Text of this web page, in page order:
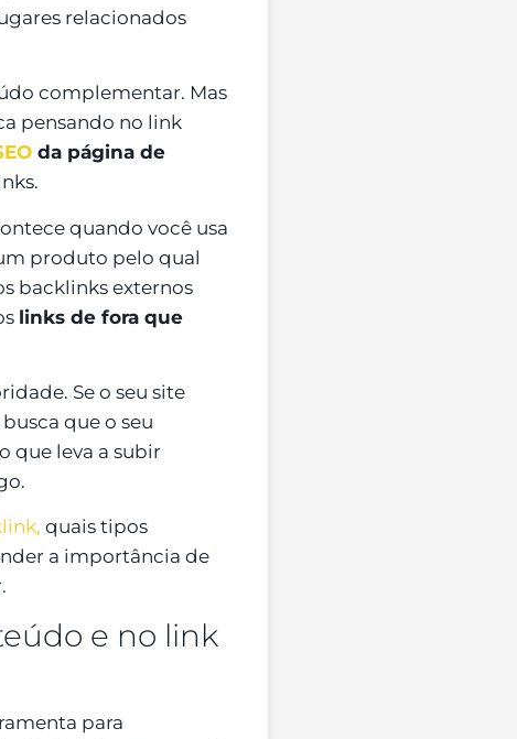
relacionados
complementar. Mas
pensando no link
da página de
quando você usa
produto pelo qual
backlinks externos
links de fora que
Se o seu site
que o seu
que leva a subir
quais tipos
a importância de
e no link
para